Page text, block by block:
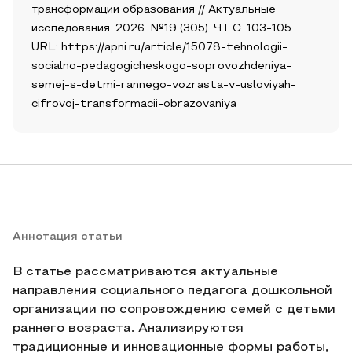
трансформации образования // Актуальные
исследования. 2026. №19 (305). Ч.I. С. 103-105.
URL: https://apni.ru/article/15078-tehnologii-
socialno-pedagogicheskogo-soprovozhdeniya-
semej-s-detmi-rannego-vozrasta-v-usloviyah-
cifrovoj-transformacii-obrazovaniya
Аннотация статьи
В статье рассматриваются актуальные
направления социального педагога дошкольной
организации по сопровождению семей с детьми
раннего возраста. Анализируются
традиционные и инновационные формы работы,